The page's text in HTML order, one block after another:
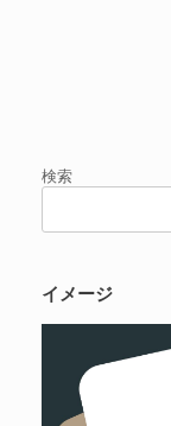
検索
イメージ